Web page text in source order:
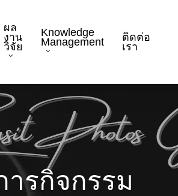
ผล
งาน
วิจัย
Knowledge
Management
ติดต่อ
เรา
รกิจกรรม